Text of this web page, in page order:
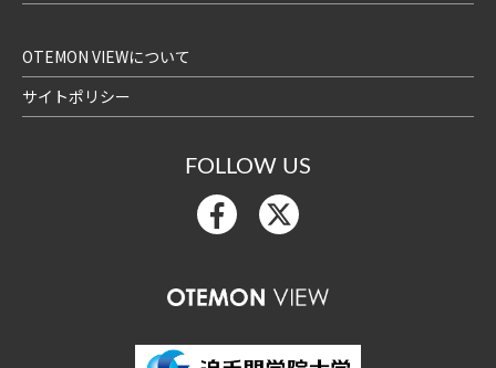
OTEMON VIEWについて
サイトポリシー
FOLLOW US